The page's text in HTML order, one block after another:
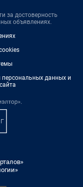
за достоверность
объявлениях.
данных и